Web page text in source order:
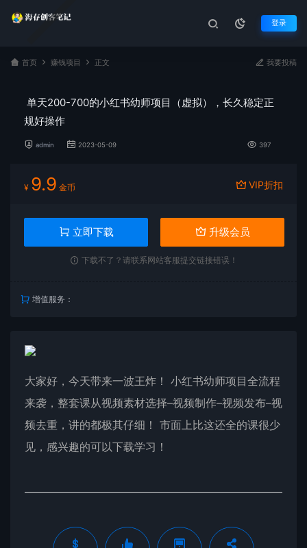
登录
首页 赚钱项目 正文 我要投稿
单天200-700的小红书幼师项目（虚拟），长久稳定正
规好操作
admin 2023-05-09 397
¥ 9.9 金币 VIP折扣
立即下载 升级会员
下载不了？请联系网站客服提交链接错误！
增值服务：
大家好，今天带来一波王炸！ 小红书幼师项目全流程
来袭，整套课从视频素材选择–视频制作–视频发布–视
频去重，讲的都极其仔细！ 市面上比这还全的课很少
见，感兴趣的可以下载学习！